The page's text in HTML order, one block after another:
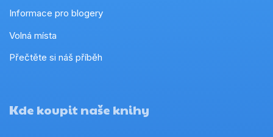
Informace pro blogery
Volná místa
Přečtěte si náš příběh
Kde koupit naše knihy